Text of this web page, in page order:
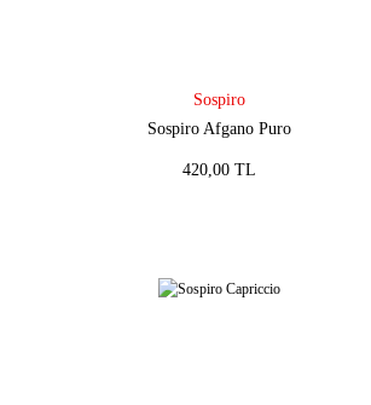
Sospiro
Sospiro Afgano Puro
420,00 TL